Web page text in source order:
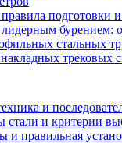
подготовки
бурением:
стальных
трековых
и
стали и критерии
и правильная